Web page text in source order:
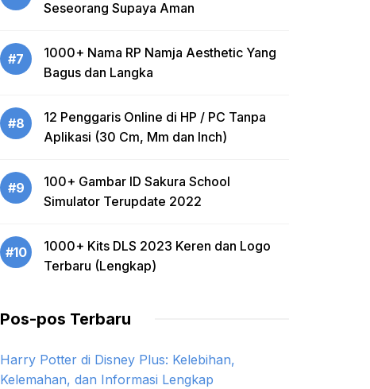
Seseorang Supaya Aman
#7
1000+ Nama RP Namja Aesthetic Yang
Bagus dan Langka
#8
12 Penggaris Online di HP / PC Tanpa
Aplikasi (30 Cm, Mm dan Inch)
#9
100+ Gambar ID Sakura School
Simulator Terupdate 2022
#10
1000+ Kits DLS 2023 Keren dan Logo
Terbaru (Lengkap)
Pos-pos Terbaru
Harry Potter di Disney Plus: Kelebihan,
Kelemahan, dan Informasi Lengkap